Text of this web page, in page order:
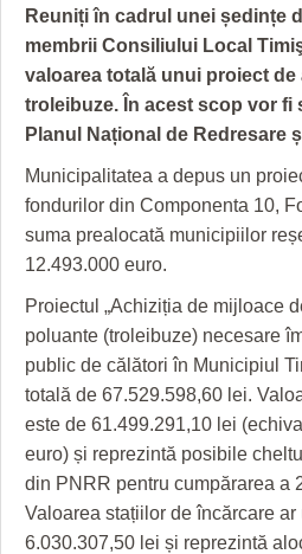
PE SURSE
JOCURI ONLINE
INVATAMANT
JUSTITIE
FILME DOCUMENTARE
CLIPURI VIDEO
JOCURI ONLINE
FARMACII DIN TIMIŞOARA
HARTA TIMIŞOAREI
LICEE, ŞCOLI ŞI GRĂDINIŢE DIN
PRIMĂRIILE DIN TIMIŞ
SFATUL MEDICULUI
Reuniți în cadrul unei ședințe
membrii Consiliului Local
valoarea totală unui proiect de
troleibuze. În acest scop vor fi
Planul Național de Redresare
Municipalitatea a depus un
fondurilor din Componenta 10,
suma prealocată municipiilor
12.493.000 euro.
Proiectul „Achiziția de mijloace
poluante (troleibuze) necesare
public de călători în Municipiul
totală de 67.529.598,60 lei.
este de 61.499.291,10 lei
euro) și reprezintă posibile
din PNRR pentru cumpărarea a
Valoarea stațiilor de încărcare ar
6.030.307,50 lei și reprezintă